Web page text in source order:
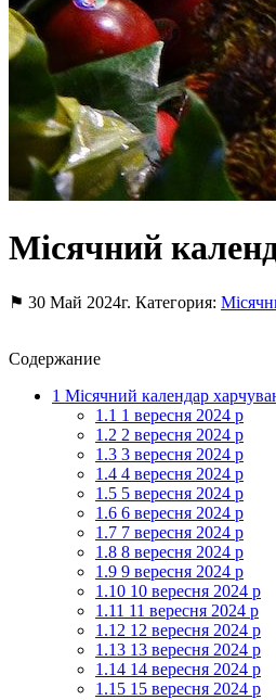
Місячний
⚑ 30 Май 2024г. Категория:
Содержание
1 Місячний календар
1.1 1 вересня 2024 р
1.2 2 вересня 2024 р
1.3 3 вересня 2024 р
1.4 4 вересня 2024 р
1.5 5 вересня 2024 р
1.6 6 вересня 2024 р
1.7 7 вересня 2024 р
1.8 8 вересня 2024 р
1.9 9 вересня 2024 р
1.10 10 вересня 2024 р
1.11 11 вересня 2024 р
1.12 12 вересня 2024 р
1.13 13 вересня 2024 р
1.14 14 вересня 2024 р
1.15 15 вересня 2024 р